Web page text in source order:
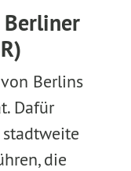
Berlins
Dafür
die